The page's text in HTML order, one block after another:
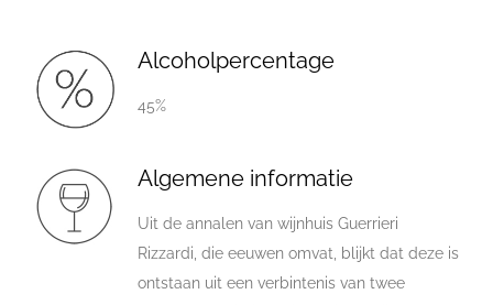
Alcoholpercentage
45%
Algemene informatie
Uit de annalen van wijnhuis Guerrieri
Rizzardi, die eeuwen omvat, blijkt dat deze is
ontstaan uit een verbintenis van twee